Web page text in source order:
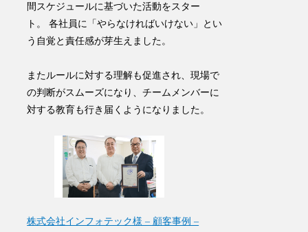
間スケジュールに基づいた活動をスター
ト。 各社員に「やらなければいけない」とい
う自覚と責任感が芽生えました。
​またルールに対する理解も促進され、現場で
の判断がスムーズになり、チームメンバーに
対する教育も行き届くようになりました。
株式会社インフォテック様 – 顧客事例 –